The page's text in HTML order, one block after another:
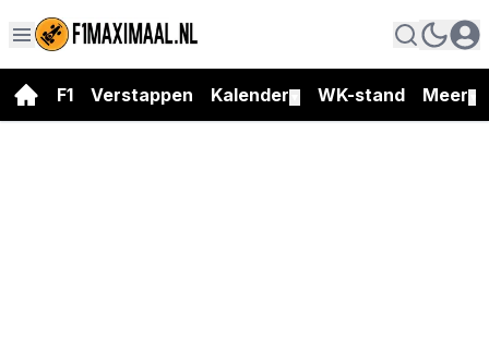
F1 Verstappen Kalender WK-stand Meer